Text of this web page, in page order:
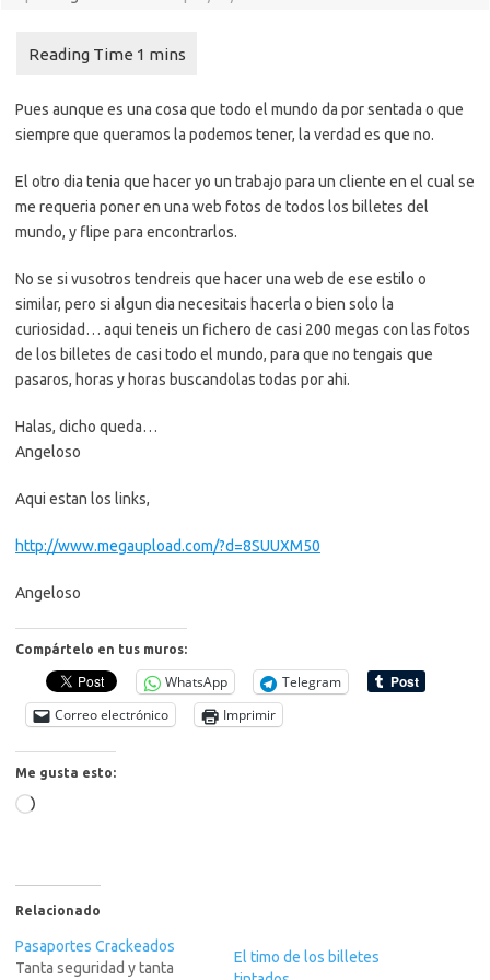
Pues aunque es una cosa que todo el mundo da por sentada o que
siempre que queramos la podemos tener, la verdad es que no.
El otro dia tenia que hacer yo un trabajo para un cliente en el cual se
me requeria poner en una web fotos de todos los billetes del
mundo, y flipe para encontrarlos.
No se si vusotros tendreis que hacer una web de ese estilo o
similar, pero si algun dia necesitais hacerla o bien solo la
curiosidad… aqui teneis un fichero de casi 200 megas con las fotos
de los billetes de casi todo el mundo, para que no tengais que
pasaros, horas y horas buscandolas todas por ahi.
Halas, dicho queda…
Angeloso
Aqui estan los links,
http://www.megaupload.com/?d=8SUUXM50
Angeloso
Compártelo en tus muros:
WhatsApp
Telegram
Correo electrónico
Imprimir
Me gusta esto:
Cargando...
Relacionado
Pasaportes Crackeados
Tanta seguridad y tanta
El timo de los billetes